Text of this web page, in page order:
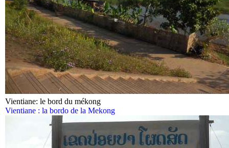
Vientiane: le bord du mékong
Vientiane : la bordo de la Mekong